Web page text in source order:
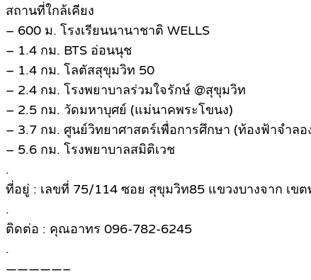
สถานที่ใกล้เคียง
– 600 ม. โรงเรียนนานาชาติ WELLS
– 1.4 กม. BTS อ่อนนุช
– 1.4 กม. โลตัสสุขุมวิท 50
– 2.4 กม. โรงพยาบาลร่วมใจรักษ์ @สุขุมวิท
– 2.5 กม. วัดมหาบุศย์ (แม่นาคพระโขนง)
– 3.7 กม. ศูนย์วิทยาศาสตร์เพื่อการศึกษา (ท้องฟ้าจำลอ
– 5.6 กม. โรงพยาบาลสมิติเวช
.
ที่อยู่ : เลขที่ 75/114 ซอย สุขุมวิท85 แขวงบางจาก เข
.
ติดต่อ : คุณอาทร 096-782-6245
.
—————–